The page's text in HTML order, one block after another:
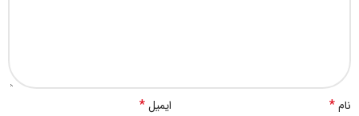
نام* ایمیل*